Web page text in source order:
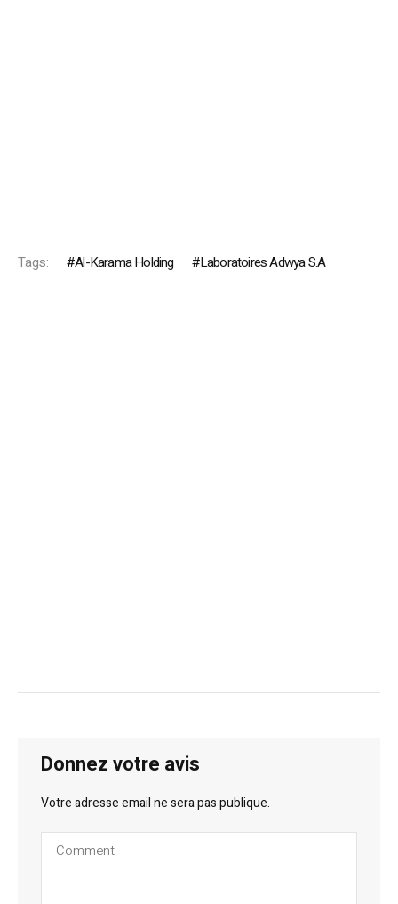
Tags: Al-Karama Holding Laboratoires Adwya S.A
Donnez votre avis
Votre adresse email ne sera pas publique.